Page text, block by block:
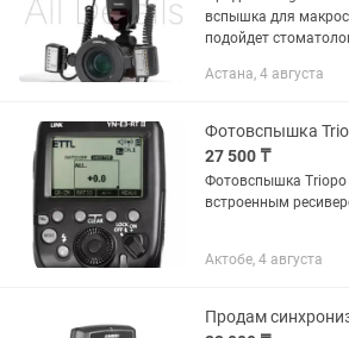
вспышка для
подойдет
каспи кз Состояние отличное,
Астана, 4 августа
27 500 ₸
Фотовспышка Triopo
встроенным
Актобе, 4 августа